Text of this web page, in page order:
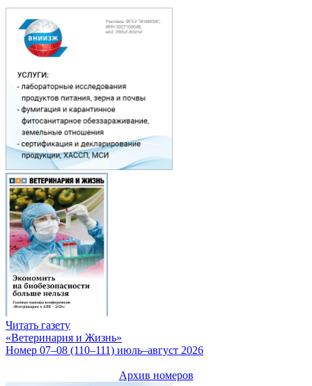
Читать газету
«Ветеринария и Жизнь»
Номер 07–08 (110–111) июль–август 2026
Архив номеров